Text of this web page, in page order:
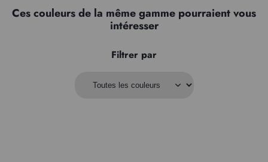
Ces couleurs de la même gamme pourraient vous
intéresser
Filtrer par